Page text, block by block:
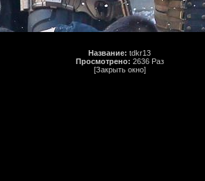
Название: tdkr13
Просмотрено: 2636 Раз
[Закрыть окно]